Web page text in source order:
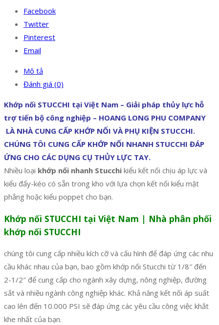
Facebook
Twitter
Pinterest
Email
Mô tả
Đánh giá (0)
Khớp nối STUCCHI tại Việt Nam – Giải pháp thủy lực hỗ
trợ tiến bộ công nghiệp – HOANG LONG PHU COMPANY
LÀ NHÀ CUNG CẤP KHỚP NỐI VÀ PHỤ KIỆN STUCCHI.
CHÚNG TÔI CUNG CẤP KHỚP NỐI NHANH STUCCHI ĐÁP
ỨNG CHO CÁC DỤNG CỤ THỦY LỰC TAY.
Nhiều loại khớp nối nhanh Stucchi kiểu kết nối chịu áp lực và
kiểu đẩy-kéo có sẵn trong kho với lựa chọn kết nối kiểu mặt
phẳng hoặc kiểu poppet cho bạn.
Khớp nối STUCCHI tại Việt Nam | Nhà phân phối
khớp nối STUCCHI
chúng tôi cung cấp nhiều kích cỡ và cấu hình để đáp ứng các nhu
cầu khác nhau của bạn, bao gồm khớp nối Stucchi từ 1/8″ đến
2-1/2″ để cung cấp cho ngành xây dựng, nông nghiệp, đường
sắt và nhiều ngành công nghiệp khác. Khả năng kết nối áp suất
cao lên đến 10.000 PSI sẽ đáp ứng các yêu cầu công việc khắt
khe nhất của bạn.